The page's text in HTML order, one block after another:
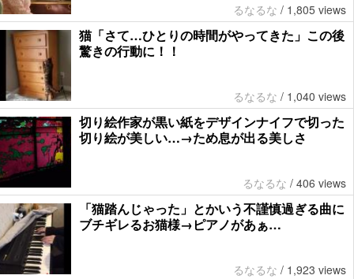
るなるな / 1,805 views
猫「さて…ひとりの時間がやってきた」この後
驚きの行動に！！
るなるな / 1,040 views
切り絵作家が黒い紙をデザインナイフで切った
切り絵が美しい…→ため息が出る美しさ
るなるな / 406 views
「猫踏んじゃった」とかいう不謹慎過ぎる曲に
ブチギレるお猫様→ピアノがあぁ…
るなるな / 1,923 views